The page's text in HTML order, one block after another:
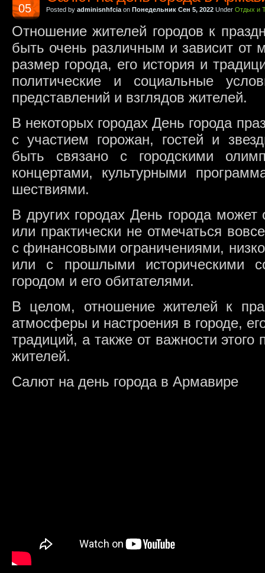
05 Posted by adminisnhfcia on Понедельник Сен 5, 2022 Under Отдых и
Отношение жителей городов к
быть очень различным и зависит от
размер города, его история и
политические и социальные
представлений и взглядов жителей.
В некоторых городах День города
с участием горожан, гостей и
быть связано с городскими
концертами, культурными
шествиями.
В других городах День города
или практически не отмечаться
с финансовыми ограничениями,
или с прошлыми историческими
городом и его обитателями.
В целом, отношение жителей к
атмосферы и настроения в городе,
традиций, а также от важности этого
жителей.
Салют на день города в Армавире